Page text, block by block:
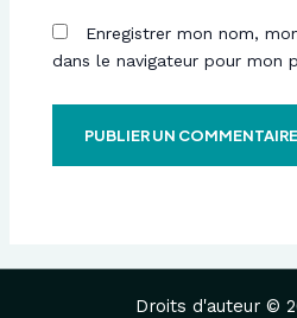
Enregistrer mon nom,
dans le navigateur pour mon
Droits d'auteur ©